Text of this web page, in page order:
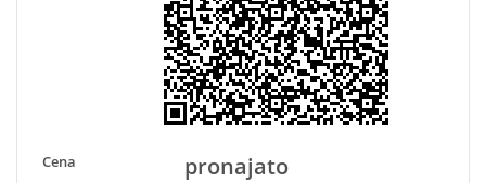
Cena pronajato